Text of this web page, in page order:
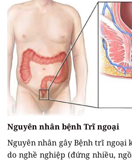
Nguyên nhân bệnh Trĩ ngoại
Nguyên nhân gây Bệnh trĩ ngoại
do nghề nghiệp (đứng nhiều,